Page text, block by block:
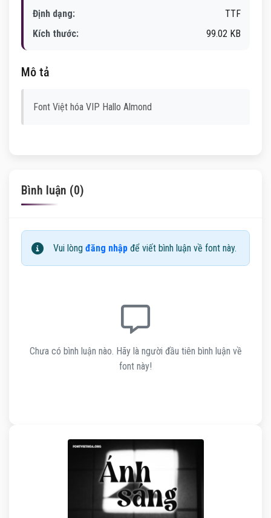
Định dạng:
TTF
Kích thước:
99.02 KB
Mô tả
Font Việt hóa VIP Hallo Almond
Bình luận (0)
Vui lòng đăng nhập để viết bình luận về font này.
Chưa có bình luận nào. Hãy là người đầu tiên bình luận về
font này!